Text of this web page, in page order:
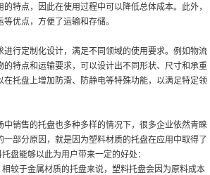
特点，因此在使用过程中可以降低总体成本。此外，
优点，方便了运输和存储。
行定制化设计，满足不同领域的使用要求。例如物流
的特点和运输要求，可以设计出不同形状、尺寸和承重
在托盘上增加防滑、防静电等特殊功能，以满足特定领
中销售的托盘也多种多样的情况下，很多企业依然青睐
部分原因，就是因为塑料材质的托盘在应用中取得了
盘能够以此为用户带来一定的好处：
较于金属材质的托盘来说，塑料托盘会因为原料成本